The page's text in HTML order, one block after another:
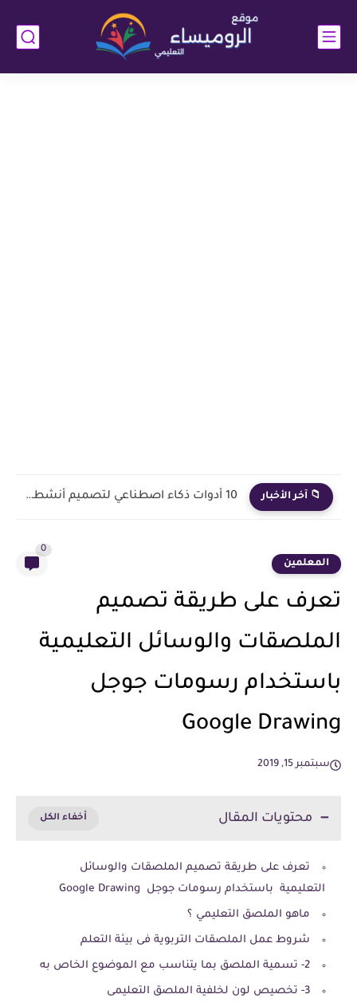
📁 آخر الأخبار كيف توظّف أدوات الذكاء الاصطناعي في التعليم؟ دليل عملي للمعلمين...
المعلمين
0
تعرف على طريقة تصميم
الملصقات والوسائل التعليمية
باستخدام رسومات جوجل
Google Drawing
سبتمبر 15, 2019
محتويات المقال
تعرف على طريقة تصميم الملصقات والوسائل
التعليمية باستخدام رسومات جوجل Google Drawing
ماهو الملصق التعليمي ؟
شروط عمل الملصقات التربوية فى بيئة التعلم
2- تسمية الملصق بما يتناسب مع الموضوع الخاص به
3- تخصيص لون لخلفية الملصق التعليمى